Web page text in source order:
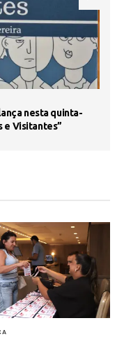
nesta quinta-
e Visitantes”